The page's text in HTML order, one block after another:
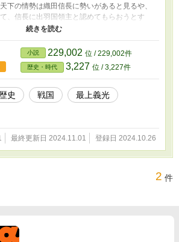
下の情勢は織田信長に勢いがあると見るや、
、信長に出羽国領主と認めてもらおうとす
鷹を献上するよう要望されたことから、出
鷹は譲れないという。 そんな中、布姫が懐
はあるが、生まれてくる子は最上義光の孫で
は相応の対応が必要となった。
小説 229,002 位 / 229,002件
歴史・時代 3,227 位 / 3,227件
歴史 戦国
最上義光
最終更新日 2024.11.01 登録日 2024.10.26
2 件